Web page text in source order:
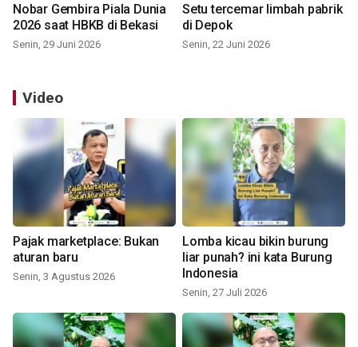
Nobar Gembira Piala Dunia
2026 saat HBKB di Bekasi
Senin, 29 Juni 2026
Setu tercemar limbah pabrik
di Depok
Senin, 22 Juni 2026
Video
Pajak marketplace: Bukan
aturan baru
Senin, 3 Agustus 2026
Lomba kicau bikin burung
liar punah? ini kata Burung
Indonesia
Senin, 27 Juli 2026